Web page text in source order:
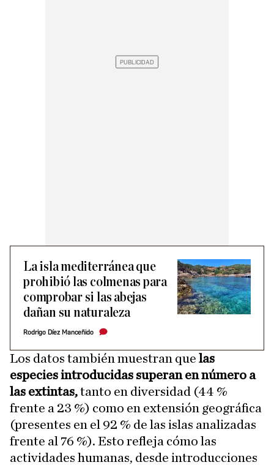
La isla mediterránea que
prohibió las colmenas para
comprobar si las abejas
dañan su naturaleza
Rodrigo Díez Manceñido
Los datos también muestran que las
especies introducidas superan en número a
las extintas,tanto en diversidad (44 %
frente a 23 %) como en extensión geográfica
(presentes en el 92 % de las islas analizadas
frente al 76 %). Esto refleja cómo las
actividades humanas, desde introducciones